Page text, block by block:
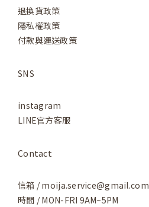
退換貨政策
隱私權政策
付款與運送政策
SNS
instagram
LINE官方客服
Contact
信箱 / moija.service@gmail.com
時間 / MON-FRI 9AM~5PM